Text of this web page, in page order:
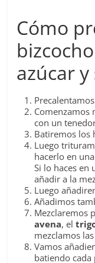
Cómo
azúcar
Comenzamos
con un
Batiremos los
Luego
hacerlo en
Si lo haces en
añadir a la
Luego
Añadimos
Mezclaremos
avena, el
mezclamos
Vamos
batiendo cada